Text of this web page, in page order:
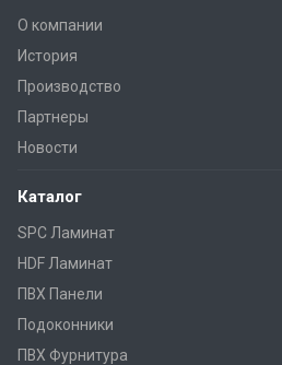
О компании
История
Производство
Партнеры
Новости
Каталог
SPC Ламинат
HDF Ламинат
ПВХ Панели
Подоконники
ПВХ Фурнитура